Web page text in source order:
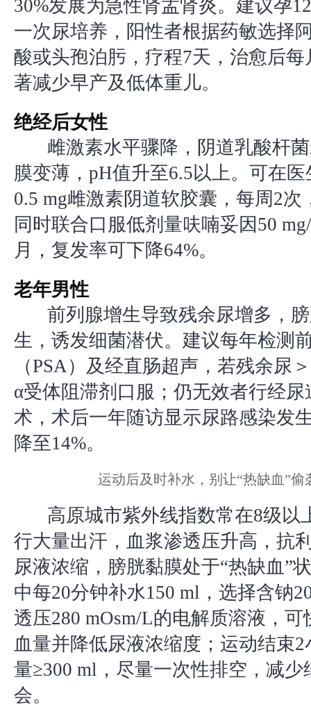
30%发展为急性肾盂肾炎。建议孕
一次尿培养，阳性者根据药敏选择
酸或头孢泊肟，疗程7天，治愈后
著减少早产及低体重儿。
绝经后女性
雌激素水平骤降，阴道乳酸杆
膜变薄，pH值升至6.5以上。可在
0.5 mg雌激素阴道软胶囊，每周2次
同时联合口服低剂量呋喃妥因50
月，复发率可下降64%。
老年男性
前列腺增生导致残余尿增多，
生，诱发细菌潜伏。建议每年检测
（PSA）及经直肠超声，若残余尿
α受体阻滞剂口服；仍无效者行经
术，术后一年随访显示尿路感染发
降至14%。
运动后及时补水，别让“热缺血”偷
高原城市紫外线指数常在8级以
行大量出汗，血浆渗透压升高，抗
尿液浓缩，膀胱黏膜处于“热缺血”
中每20分钟补水150 ml，选择含钠
透压280 mOsm/L的电解质溶液，
血量并降低尿液浓缩度；运动结束
量≥300 ml，尽量一次性排空，减少
会。